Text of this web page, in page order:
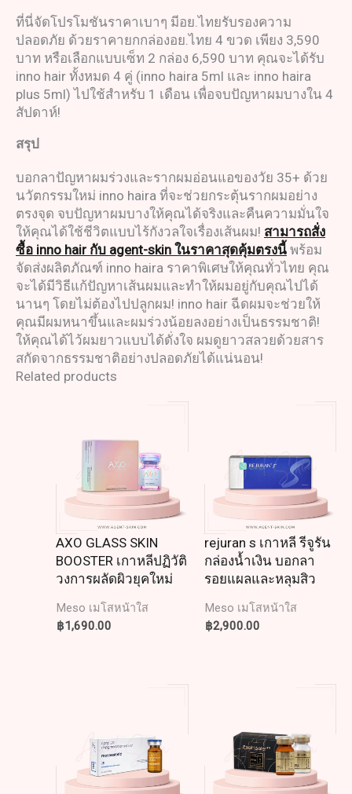
ที่นี่จัดโปรโมชันราคาเบาๆ มีอย.ไทยรับรองความ
ปลอดภัย ด้วยราคายกกล่องอย.ไทย 4 ขวด เพียง 3,590
บาท หรือเลือกแบบเซ็ท 2 กล่อง 6,590 บาท คุณจะได้รับ
inno hair ทั้งหมด 4 คู่ (inno haira 5ml และ inno haira
plus 5ml) ไปใช้สำหรับ 1 เดือน เพื่อจบปัญหาผมบางใน 4
สัปดาห์!
สรุป
บอกลาปัญหาผมร่วงและรากผมอ่อนแอของวัย 35+ ด้วย
นวัตกรรมใหม่ inno haira ที่จะช่วยกระตุ้นรากผมอย่าง
ตรงจุด จบปัญหาผมบางให้คุณได้จริงและคืนความมั่นใจ
ให้คุณได้ใช้ชีวิตแบบไร้กังวลใจเรื่องเส้นผม! สามารถสั่ง
ซื้อ inno hair กับ agent-skin ในราคาสุดคุ้มตรงนี้ พร้อม
จัดส่งผลิตภัณฑ์ inno haira ราคาพิเศษให้คุณทั่วไทย คุณ
จะได้มีวิธีแก้ปัญหาเส้นผมและทำให้ผมอยู่กับคุณไปได้
นานๆ โดยไม่ต้องไปปลูกผม! inno hair ฉีดผมจะช่วยให้
คุณมีผมหนาขึ้นและผมร่วงน้อยลงอย่างเป็นธรรมชาติ!
ให้คุณได้ไว้ผมยาวแบบได้ดั่งใจ ผมดูยาวสลวยด้วยสาร
สกัดจากธรรมชาติอย่างปลอดภัยได้แน่นอน!
Related products
AXO GLASS SKIN
BOOSTER เกาหลีปฏิวัติ
วงการผลัดผิวยุคใหม่
Meso เมโสหน้าใส
฿1,690.00
rejuran s เกาหลี รีจูรัน
กล่องน้ำเงิน บอกลา
รอยแผลและหลุมสิว
Meso เมโสหน้าใส
฿2,900.00